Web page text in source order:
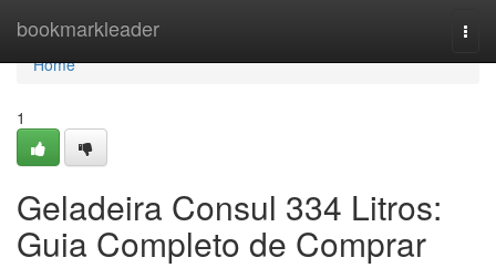
bookmarkleader
Home
Home
1
Geladeira Consul 334 Litros:
Guia Completo de Comprar